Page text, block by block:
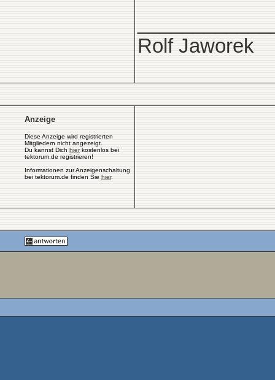
Rolf Jaworek
Anzeige
Diese Anzeige wird registrierten
Mitgliedern nicht angezeigt.
Du kannst Dich hierkostenlos bei
tektorum.de registrieren!
Informationen zur Anzeigenschaltung
bei tektorum.de finden Sie hier.